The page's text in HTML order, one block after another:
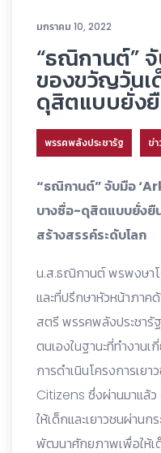
มกราคม 10, 2022
“ธณิกานต์”
ของขวัญวันเ
ดุสิตแบบยั่ง
พรรคพลังประชารัฐ ข่
“ธณิกานต์” จับมือ
บางซื่อ-ดุสิตแบบยั่งยื
สร้างสรรค์ระดับโลก
น.ส.ธณิกานต์ พรพงษา
และที่ปรึกษาหัวหน้าภาค
สตรี พรรคพลังประชารั
ตนเองในฐานะที่ทำงานเ
การดำเนินโครงการเย
Citizens ซึ่งผ่านมาแล้ว
ให้เด็กและเยาวชนผ่านก
พัฒนาศักยภาพเพื่อให้เ